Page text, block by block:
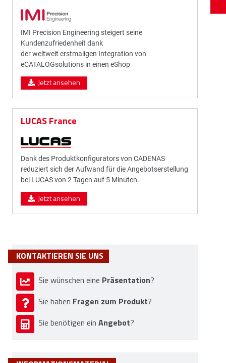
IMI Precision Engineering steigert seine
Kundenzufriedenheit dank
der weltweit erstmaligen Integration von
eCATALOGsolutions in einen eShop
Jetzt ansehen
LUCAS France
Dank des Produktkonfigurators von CADENAS
reduziert sich der Aufwand für die Angebotserstellung
bei LUCAS von 2 Tagen auf 5 Minuten.
Jetzt ansehen
KONTAKTIEREN SIE UNS
Sie wünschen eine Präsentation?
Sie haben Fragen zum Produkt?
Sie benötigen ein Angebot?